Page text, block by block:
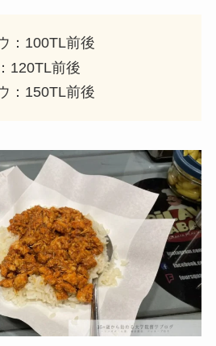
：100TL前後
120TL前後
：150TL前後